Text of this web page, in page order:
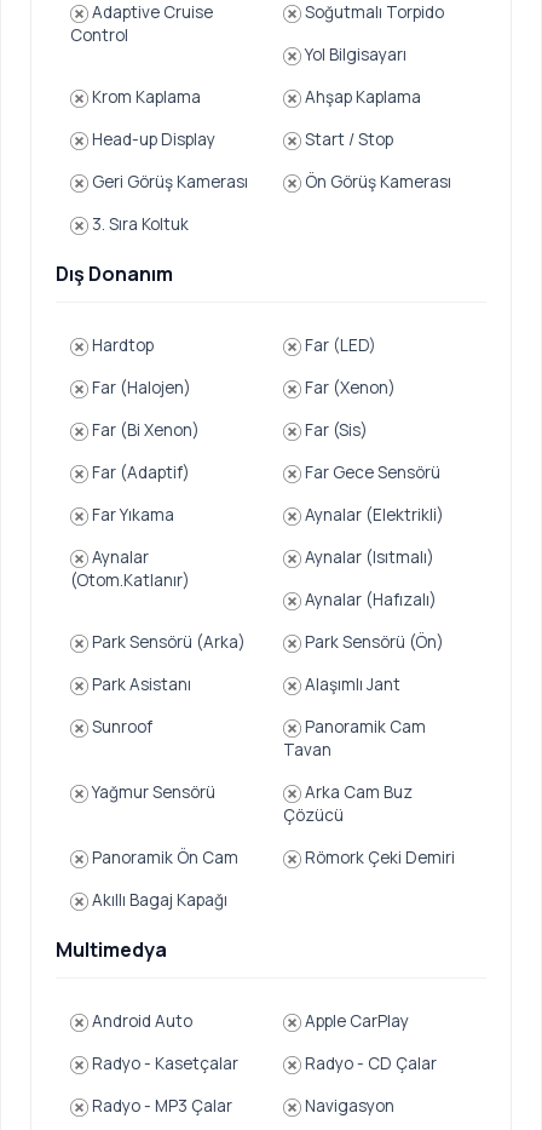
Adaptive Cruise
Control
Soğutmalı Torpido
Yol Bilgisayarı
Krom Kaplama
Ahşap Kaplama
Head-up Display
Start / Stop
Geri Görüş Kamerası
Ön Görüş Kamerası
3. Sıra Koltuk
Dış Donanım
Hardtop
Far (LED)
Far (Halojen)
Far (Xenon)
Far (Bi Xenon)
Far (Sis)
Far (Adaptif)
Far Gece Sensörü
Far Yıkama
Aynalar (Elektrikli)
Aynalar
(Otom.Katlanır)
Aynalar (Isıtmalı)
Aynalar (Hafızalı)
Park Sensörü (Arka)
Park Sensörü (Ön)
Park Asistanı
Alaşımlı Jant
Sunroof
Panoramik Cam
Tavan
Yağmur Sensörü
Arka Cam Buz
Çözücü
Panoramik Ön Cam
Römork Çeki Demiri
Akıllı Bagaj Kapağı
Multimedya
Android Auto
Apple CarPlay
Radyo - Kasetçalar
Radyo - CD Çalar
Radyo - MP3 Çalar
Navigasyon